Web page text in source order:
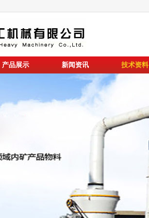
产品展示 新闻资讯 技术资料